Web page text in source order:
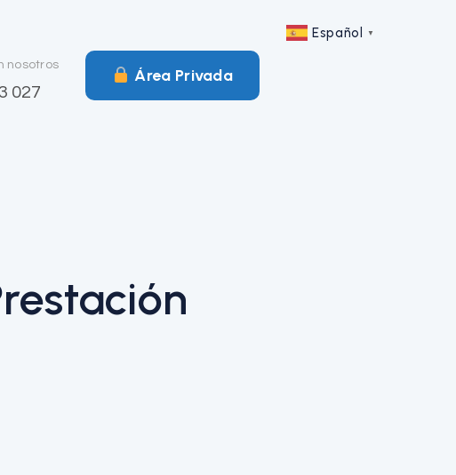
nosotros
027
︎ Área Privada
Español ▼